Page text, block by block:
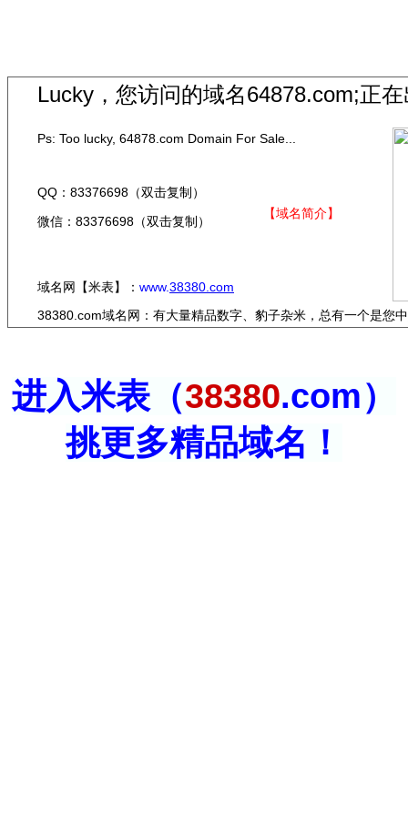
Lucky，您访问的域名64878.com;正
Ps: Too lucky, 64878.com Domain For Sale...
QQ：83376698（双击复制）
微信：83376698（双击复制）
【域名简介】
域名网【米表】： www.38380.com
38380.com域名网：有大量精品数字、豹子杂米，总有一个是您
进入米表（38380.com）
挑更多精品域名！